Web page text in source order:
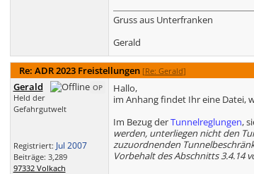
Gruss aus Unterfranken
Gerald
Re: ADR 2023 Freistellungen [Re: Gerald]
OP
Gerald
Held der
Gefahrgutwelt
Registriert: Jul 2007
Beiträge: 3,289
97332 Volkach
Hallo,
im Anhang findet Ihr eine Datei,
Im Bezug derTunnelreglungen,
werden, unterliegen nicht den
zuzuordnenden
Vorbehalt des Abschnitts 3.4.14